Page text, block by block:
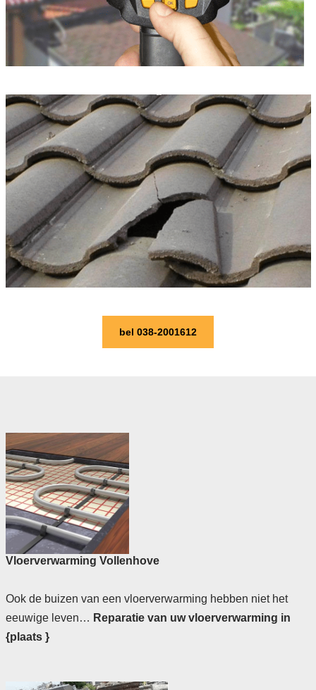
bel 038-2001612
Vloerverwarming Vollenhove
Ook de buizen van een vloerverwarming hebben niet het
eeuwige leven… Reparatie van uw vloerverwarming in
{plaats }